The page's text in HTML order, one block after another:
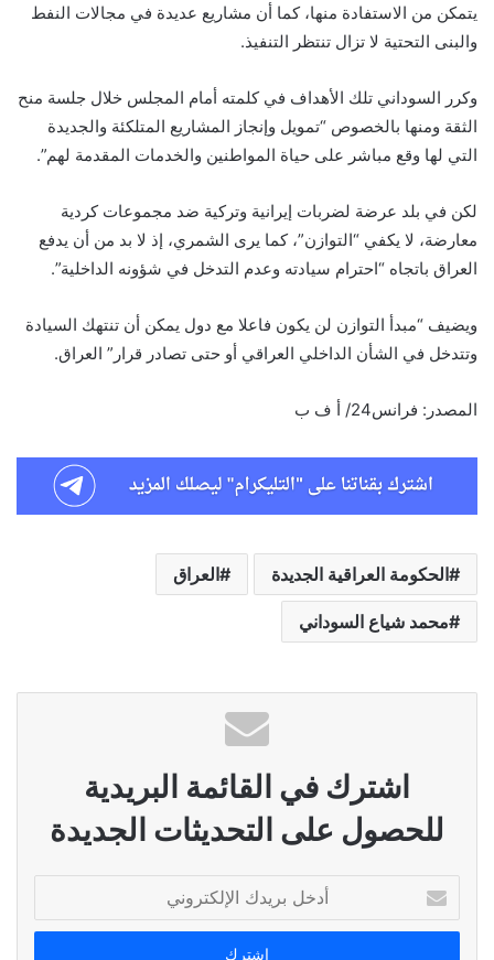
يتمكن من الاستفادة منها، كما أن مشاريع عديدة في مجالات النفط
والبنى التحتية لا تزال تنتظر التنفيذ.
وكرر السوداني تلك الأهداف في كلمته أمام المجلس خلال جلسة منح
الثقة ومنها بالخصوص “تمويل وإنجاز المشاريع المتلكئة والجديدة
التي لها وقع مباشر على حياة المواطنين والخدمات المقدمة لهم”.
لكن في بلد عرضة لضربات إيرانية وتركية ضد مجموعات كردية
معارضة، لا يكفي “التوازن”، كما يرى الشمري، إذ لا بد من أن يدفع
العراق باتجاه “احترام سيادته وعدم التدخل في شؤونه الداخلية”.
ويضيف “مبدأ التوازن لن يكون فاعلا مع دول يمكن أن تنتهك السيادة
وتتدخل في الشأن الداخلي العراقي أو حتى تصادر قرار” العراق.
المصدر: فرانس24/ أ ف ب
الحكومة العراقية الجديدة العراق
محمد شياع السوداني
اشترك في القائمة البريدية
للحصول على التحديثات الجديدة
بريدك
الإلكتروني